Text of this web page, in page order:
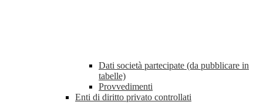
Dati società partecipate (da pubblicare in
tabelle)
Provvedimenti
Enti di diritto privato controllati